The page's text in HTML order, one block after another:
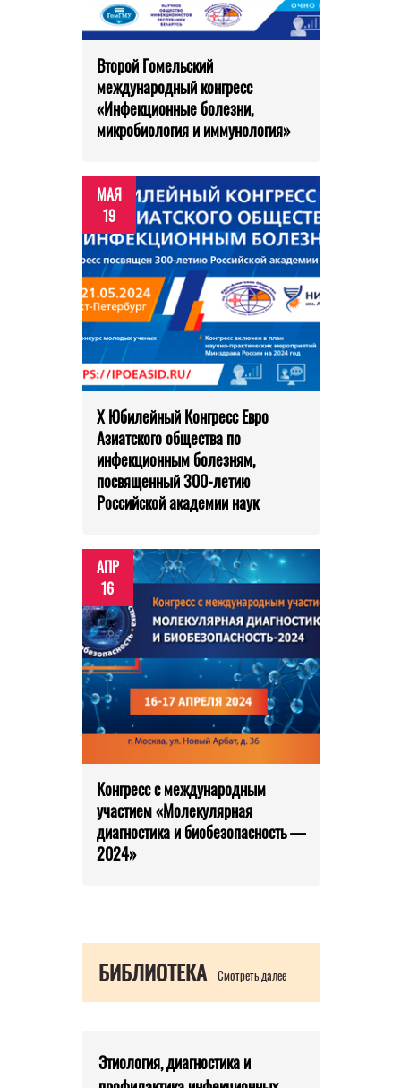
Второй Гомельский
международный конгресс
«Инфекционные болезни,
микробиология и иммунология»
МАЯ
19
Х Юбилейный Конгресс Евро
Азиатского общества по
инфекционным болезням,
посвященный 300-летию
Российской академии наук
АПР
16
Конгресс с международным
участием «Молекулярная
диагностика и биобезопасность —
2024»
БИБЛИОТЕКА Смотреть далее
Этиология, диагностика и